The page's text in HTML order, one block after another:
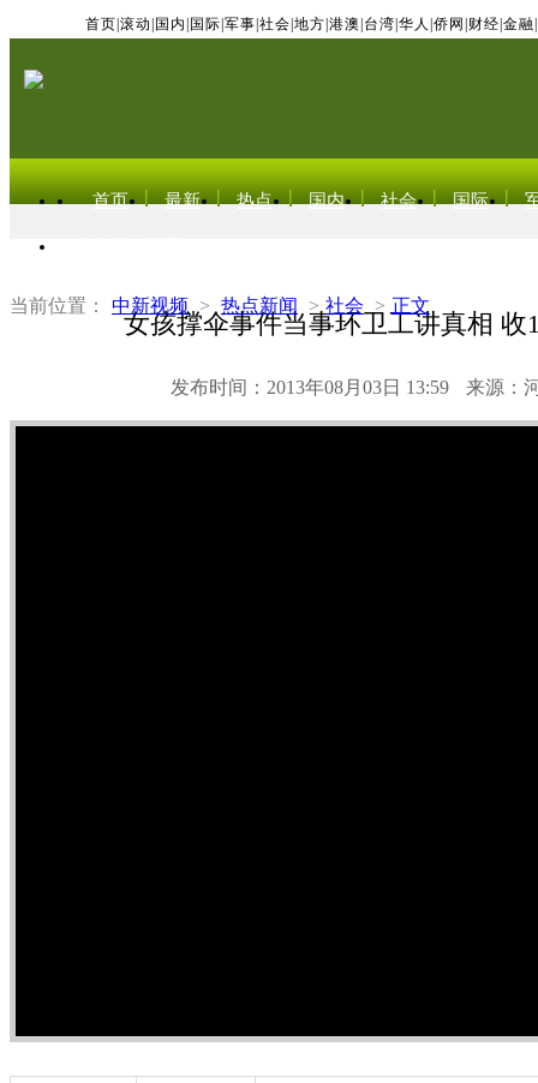
首页 滚动 国内 国际 军事 社会 地方 港澳 台湾 华人 侨网 财经 金融
首页 最新 热点 国内 社会 国际
当前位置： 中新视频 > 热点新闻 > 社会 > 正文
女孩撑伞事件当事环卫工讲真相 收
发布时间：2013年08月03日 13:59 来源：